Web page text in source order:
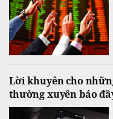
Lời khuyên cho
thường xuyên báo